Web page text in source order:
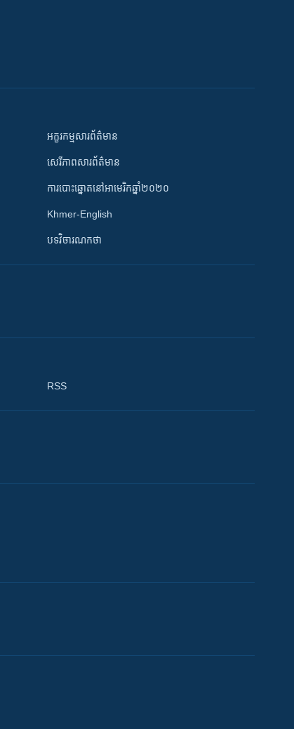
អក្ខរកម្មសារព័ត៌មាន
សេរីភាពសារព័ត៌មាន
ការបោះឆ្នោតនៅអាមេរិកឆ្នាំ២០២០
Khmer-English
បទវិចារណកថា
RSS